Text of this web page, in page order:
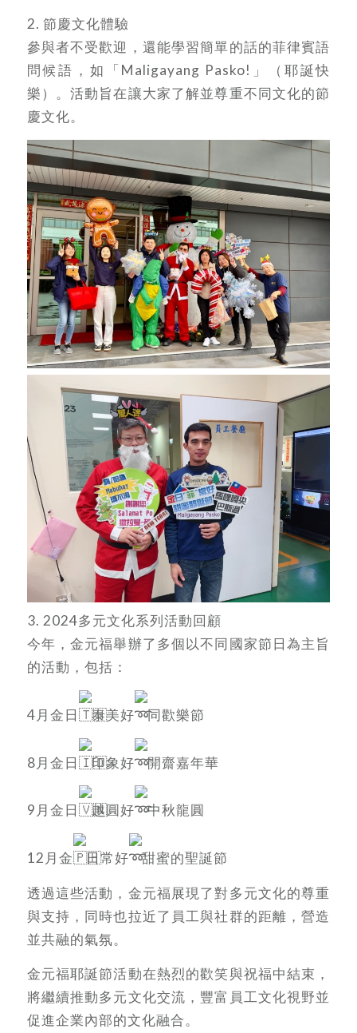
2. 節慶文化體驗
參與者不受歡迎，還能學習簡單的話的菲律賓語
問候語，如「Maligayang Pasko!」（耶誕快
樂）。活動旨在讓大家了解並尊重不同文化的節
慶文化。
3. 2024多元文化系列活動回顧
今年，金元福舉辦了多個以不同國家節日為主旨
的活動，包括：
4月金日 泰美好 同歡樂節
8月金日 印象好 開齋嘉年華
9月金日 越圓好 中秋龍圓
12月金 日常好 甜蜜的聖誕節
透過這些活動，金元福展現了對多元文化的尊重
與支持，同時也拉近了員工與社群的距離，營造
並共融的氣氛。
金元福耶誕節活動在熱烈的歡笑與祝福中結束，
將繼續推動多元文化交流，豐富員工文化視野並
促進企業內部的文化融合。